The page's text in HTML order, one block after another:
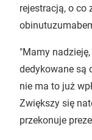
rejestracją, o co
"Mamy
dedykowane są
nie ma to już
Zwiększy się
przekonuje